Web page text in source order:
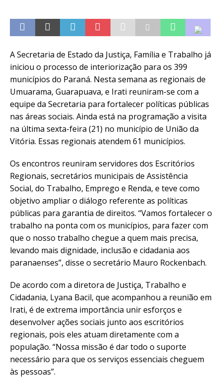
A Secretaria de Estado da Justiça, Família e Trabalho já
iniciou o processo de interiorização para os 399
municípios do Paraná. Nesta semana as regionais de
Umuarama, Guarapuava, e Irati reuniram-se com a
equipe da Secretaria para fortalecer políticas públicas
nas áreas sociais. Ainda está na programação a visita
na última sexta-feira (21) no município de União da
Vitória. Essas regionais atendem 61 municípios.
Os encontros reuniram servidores dos Escritórios
Regionais, secretários municipais de Assistência
Social, do Trabalho, Emprego e Renda, e teve como
objetivo ampliar o diálogo referente as políticas
públicas para garantia de direitos. “Vamos fortalecer o
trabalho na ponta com os municípios, para fazer com
que o nosso trabalho chegue a quem mais precisa,
levando mais dignidade, inclusão e cidadania aos
paranaenses”, disse o secretário Mauro Rockenbach.
De acordo com a diretora de Justiça, Trabalho e
Cidadania, Lyana Bacil, que acompanhou a reunião em
Irati, é de extrema importância unir esforços e
desenvolver ações sociais junto aos escritórios
regionais, pois eles atuam diretamente com a
população. “Nossa missão é dar todo o suporte
necessário para que os serviços essenciais cheguem
às pessoas”.